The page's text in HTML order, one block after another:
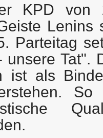
KPD von
Parteitag
unsere Tat".
ist als